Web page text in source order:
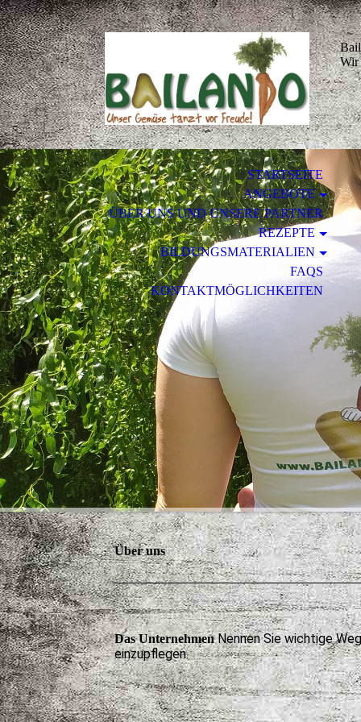
Wir
STARTSEITE
ANGEBOTE
ÜBER UNS UND UNSERE PARTNER
REZEPTE
BILDUNGSMATERIALIEN
FAQS
KONTAKTMÖGLICHKEITEN
Über uns
Das UnternehmenNennen Sie wichtige
einzupflegen.